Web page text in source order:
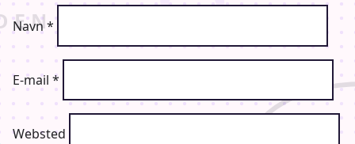
Navn*
E-mail *
Websted